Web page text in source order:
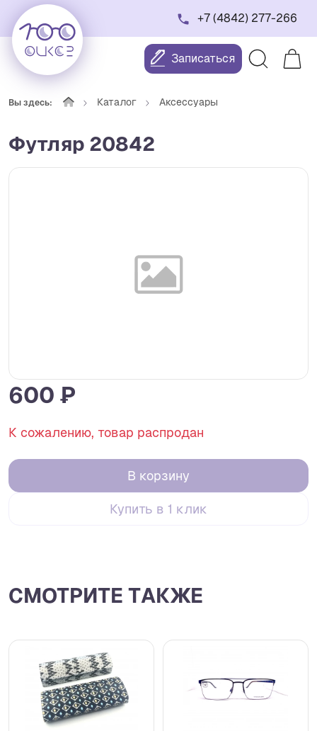
+7 (4842) 277-266
Записаться
Вы здесь: Каталог Аксессуары
Футляр 20842
600 ₽
К сожалению, товар распродан
В корзину
Купить в 1 клик
СМОТРИТЕ ТАКЖЕ